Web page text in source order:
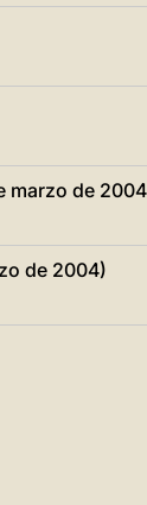
marzo de
de 2004)